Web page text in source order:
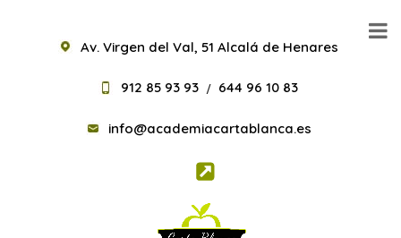
Av. Virgen del Val, 51 Alcalá de Henares
912 85 93 93 / 644 96 10 83
info@academiacartablanca.es